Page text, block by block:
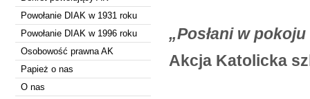
Powołanie DIAK w 1931 roku
Powołanie DIAK w 1996 roku
Osobowość prawna AK
Papież o nas
O nas
„Posłani w
Akcja Katolicka